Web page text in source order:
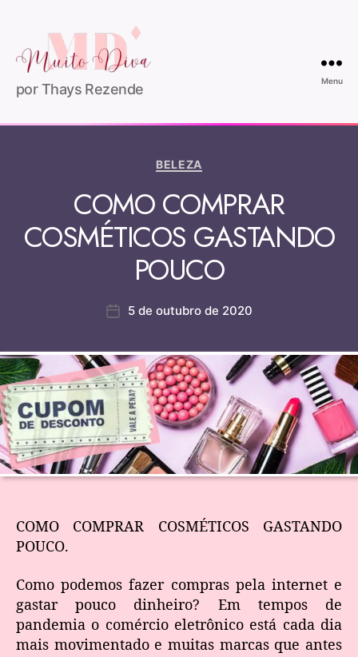
por Thays Rezende
Menu
BELEZA
COMO COMPRAR
COSMÉTICOS GASTANDO
POUCO
5 de outubro de 2020
COMO COMPRAR COSMÉTICOS GASTANDO
POUCO.
Como podemos fazer compras pela internet e
gastar pouco dinheiro? Em tempos de
pandemia o comércio eletrônico está cada dia
mais movimentado e muitas marcas que antes